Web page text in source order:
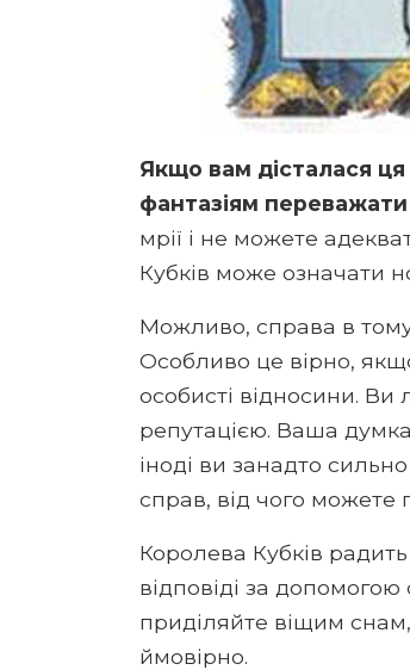
Якщо вам дісталася
фантазіям
мрії і не можете
Кубків може означати
Можливо, справа в
Особливо це вірно,
особисті відносини.
репутацією. Ваша
іноді ви занадто
справ, від чого можете
Королева Кубків
відповіді за допомогою
приділяйте віщим
ймовірно.